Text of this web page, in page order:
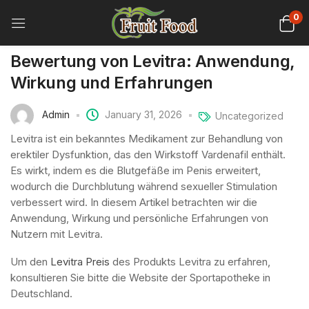
0
Bewertung von Levitra: Anwendung,
Wirkung und Erfahrungen
Admin January 31, 2026 Uncategorized
Levitra ist ein bekanntes Medikament zur Behandlung von
erektiler Dysfunktion, das den Wirkstoff Vardenafil enthält.
Es wirkt, indem es die Blutgefäße im Penis erweitert,
wodurch die Durchblutung während sexueller Stimulation
verbessert wird. In diesem Artikel betrachten wir die
Anwendung, Wirkung und persönliche Erfahrungen von
Nutzern mit Levitra.
Um den Levitra Preis des Produkts Levitra zu erfahren,
konsultieren Sie bitte die Website der Sportapotheke in
Deutschland.